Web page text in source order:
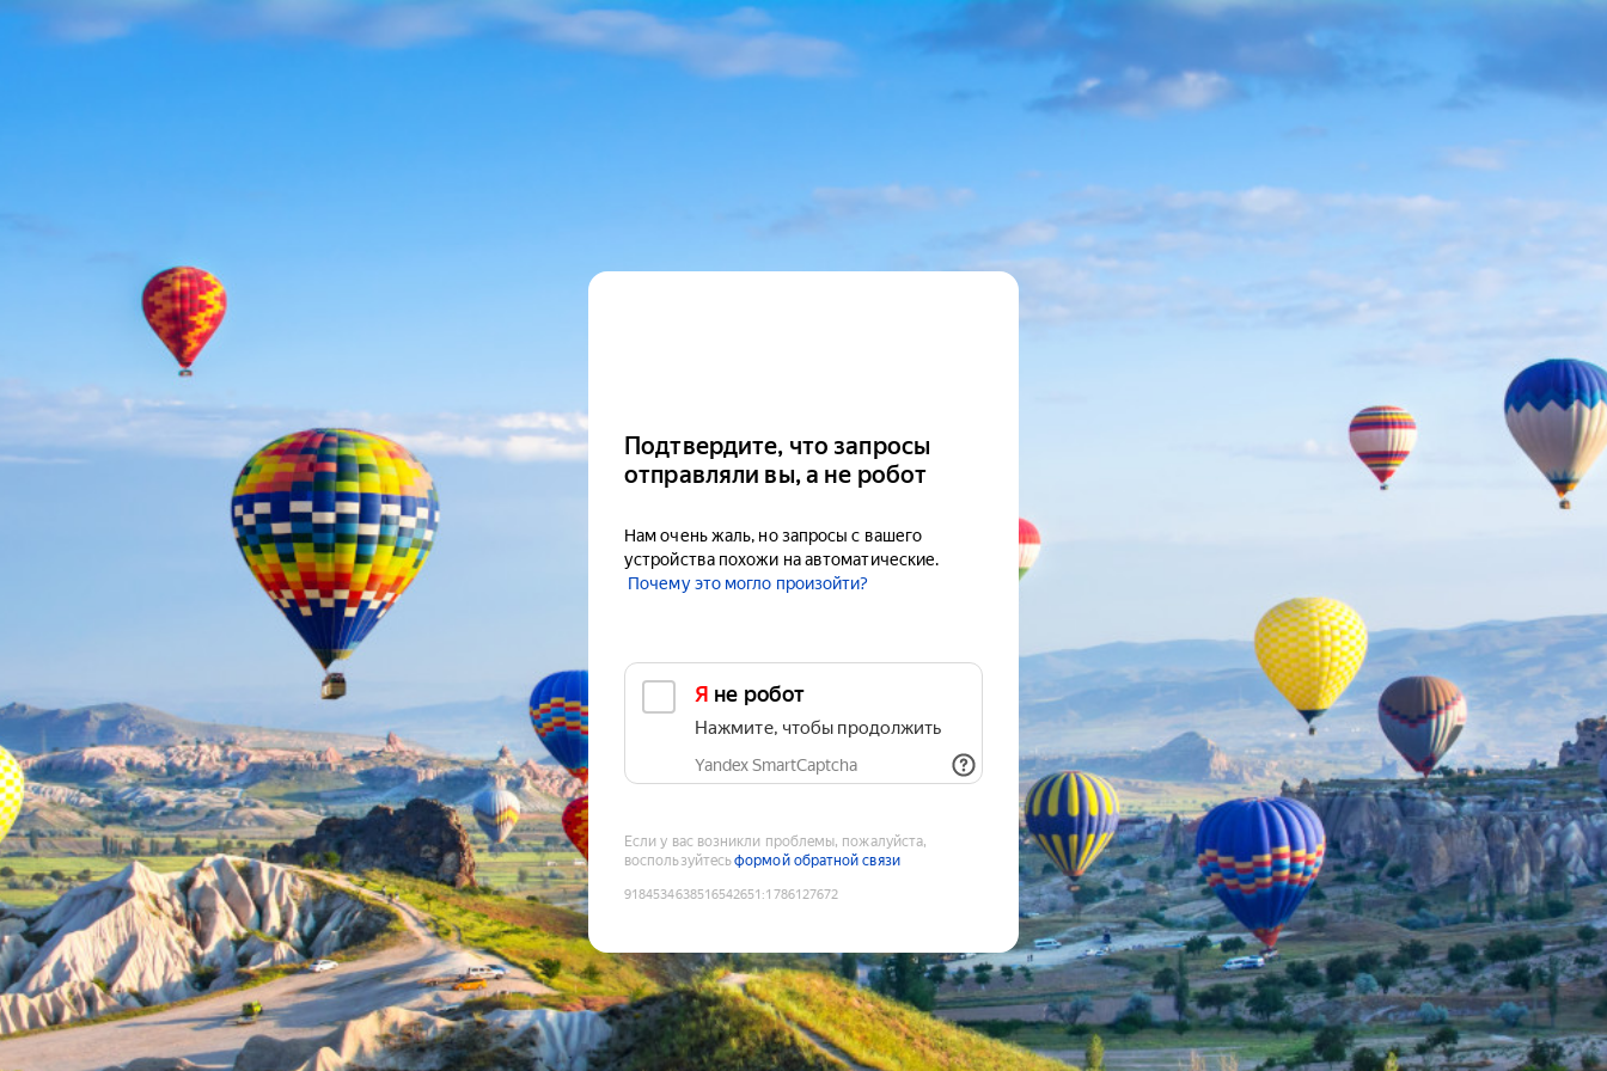
Подтвердите, что запросы
отправляли вы, а не робот
Нам очень жаль, но запросы с вашего
устройства похожи на автоматические.
Почему это могло произойти?
Я не робот
Нажмите, чтобы продолжить
Yandex SmartCaptcha
Если у вас возникли проблемы, пожалуйста,
воспользуйтесьформой обратной связи
9184534638516542651 :1786127672